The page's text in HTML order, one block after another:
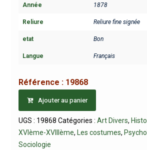
Année 1878
Reliure Reliure fine signée
etat Bon
Langue Français
Référence : 19868
Ajouter au panier
UGS : 19868 Catégories : Art Divers,
XVIème-XVIIIème, Les costumes,
Sociologie